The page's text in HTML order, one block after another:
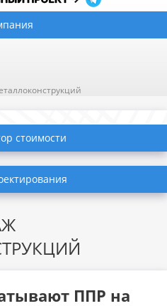
стоимости
ППР на